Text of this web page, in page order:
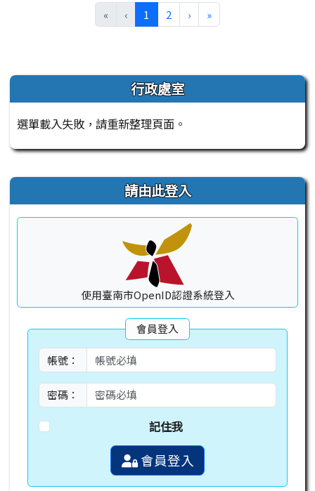
« ‹ 1 (目前頁次)
2 ›下一頁
»最後頁
左邊區域內容 行政處室
選單載入失敗，請重新整理頁面。
右邊區域內容 請由此登入
使用臺南市OpenID認證系統登入
會員登入
帳號：
密碼：
記住我
會員登入